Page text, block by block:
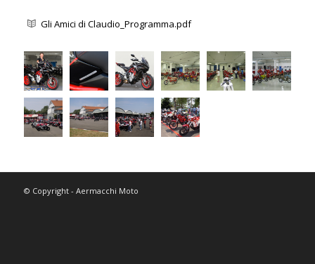
Gli Amici di Claudio_Programma.pdf
© Copyright - Aermacchi Moto